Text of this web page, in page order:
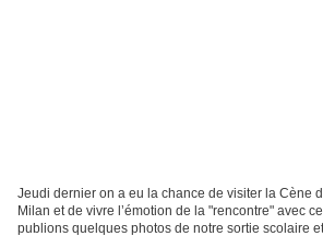
Jeudi dernier on a eu la chance de visiter la Cène
Milan et de vivre l’émotion de la "rencontre" avec
publions quelques photos de notre sortie scolaire